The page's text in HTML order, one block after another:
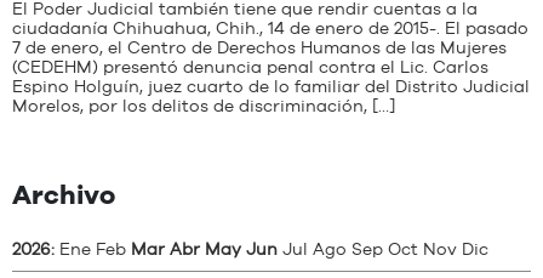
El Poder Judicial también tiene que rendir cuentas a la
ciudadanía Chihuahua, Chih., 14 de enero de 2015-. El pasado
7 de enero, el Centro de Derechos Humanos de las Mujeres
(CEDEHM) presentó denuncia penal contra el Lic. Carlos
Espino Holguín, juez cuarto de lo familiar del Distrito Judicial
Morelos, por los delitos de discriminación, […]
Archivo
2026: Ene Feb Mar Abr May Jun Jul Ago Sep Oct Nov Dic